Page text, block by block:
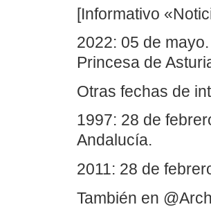
[Informativo
2022: 05 de
Princesa de
Otras fechas de
1997: 28 de
Andalucía.
2011: 28 de
También en